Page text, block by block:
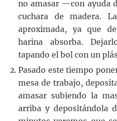
no amasar —con ayuda
cuchara de madera.
aproximada, ya que
harina absorba.
tapando el bol con un
Pasado este tiempo
mesa de trabajo,
amasar subiendo la
arriba y depositándola